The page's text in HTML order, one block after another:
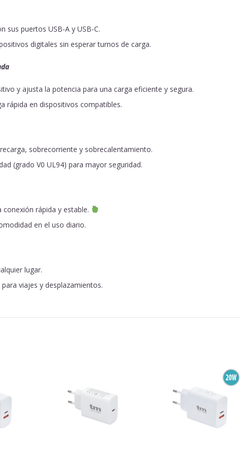
sus puertos USB-A y USB-C.
digitales sin esperar turnos de carga.
y ajusta la potencia para una carga eficiente y segura.
rápida en dispositivos compatibles.
sobrecorriente y sobrecalentamiento.
(grado V0 UL94) para mayor seguridad.
rápida y estable.
en el uso diario.
lugar.
viajes y desplazamientos.